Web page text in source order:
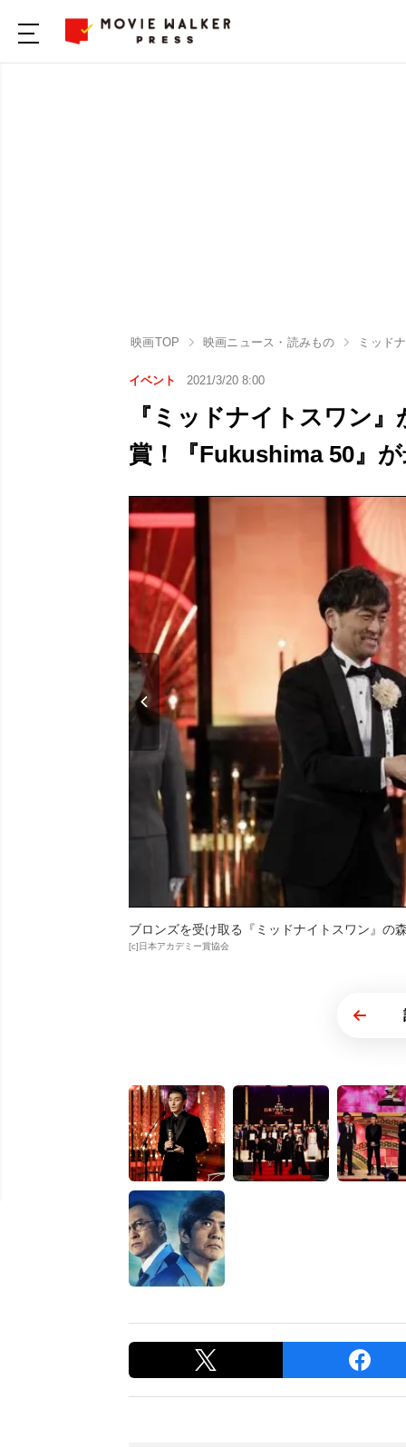
映画TOP 映画ニュース・読みもの ミッド
イベント 2021/3/20 8:00
『ミッドナイトスワン
賞！『Fukushima 50』
ブロンズを受け取る『ミッドナイトスワン』の
[c]日本アカデミー賞協会